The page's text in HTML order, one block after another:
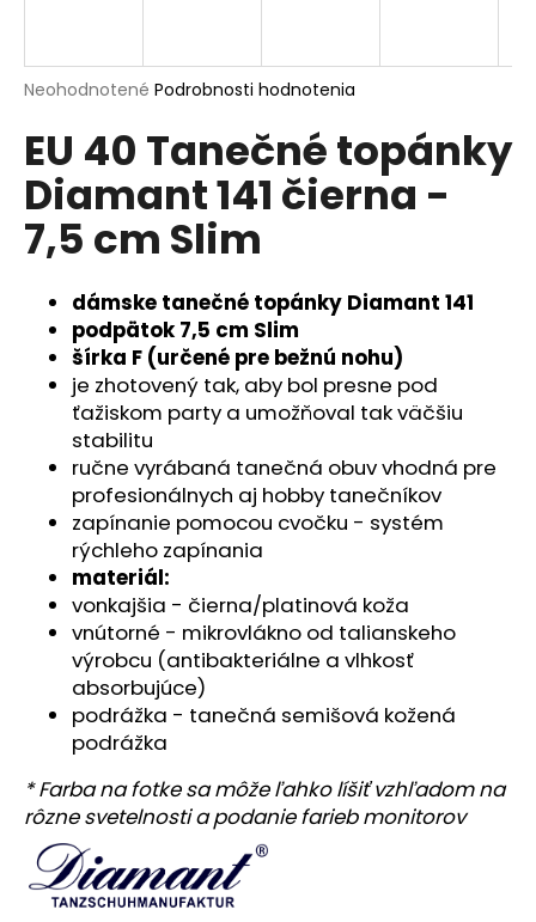
Priemerné
produktu
je
0,0
5
hviezdičiek.
Neohodnotené Podrobnosti hodnotenia
EU 40 Tanečné topánky
Diamant 141 čierna -
7,5 cm Slim
dámske tanečné topánky Diamant 141
podpätok 7,5 cm Slim
šírka F (určené pre bežnú nohu)
je zhotovený tak, aby bol presne pod
ťažiskom party a umožňoval tak väčšiu
stabilitu
ručne vyrábaná tanečná obuv vhodná pre
profesionálnych aj hobby tanečníkov
zapínanie pomocou cvočku - systém
rýchleho zapínania
materiál:
vonkajšia - čierna/platinová koža
vnútorné - mikrovlákno od talianskeho
výrobcu (antibakteriálne a vlhkosť
absorbujúce)
podrážka - tanečná semišová kožená
podrážka
* Farba na fotke sa môže ľahko líšiť vzhľadom na
rôzne svetelnosti a podanie farieb monitorov
j
s
?